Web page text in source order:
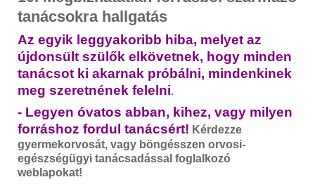
tanácsokra hallgatás
Az egyik leggyakoribb hiba, melyet az
újdonsült szülők elkövetnek, hogy minden
tanácsot ki akarnak próbálni, mindenkinek
meg szeretnének felelni.
- Legyen óvatos abban, kihez, vagy milyen
forráshoz fordul tanácsért! Kérdezze
gyermekorvosát, vagy böngésszen orvosi-
egészségügyi tanácsadással foglalkozó
weblapokat!